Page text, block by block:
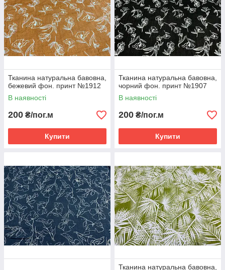
Тканина натуральна бавовна,
бежевий фон. принт №1912
В наявності
200 ₴/пог.м
Купити
Тканина натуральна бавовна,
чорний фон. принт №1907
В наявності
200 ₴/пог.м
Купити
Тканина натуральна бавовна,